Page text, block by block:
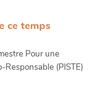
ce temps
Pour une
Responsable (PISTE)